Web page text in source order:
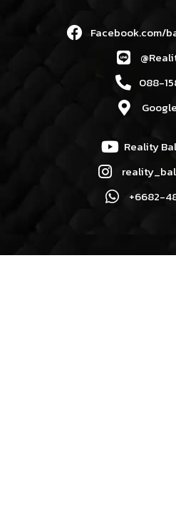
Facebook.com/
088-
Reality
+6682-